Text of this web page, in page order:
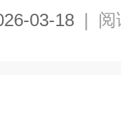
03-18 | 阅